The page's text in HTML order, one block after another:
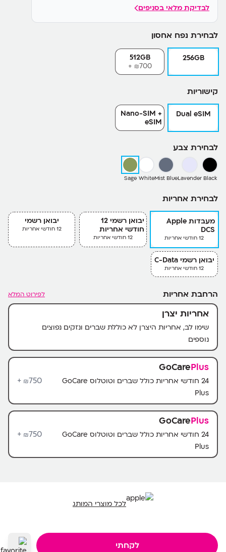
לבדיקת מלאי בסניפים
לבחירת נפח אחסון
256GB
512GB
₪700+
קישוריות
Dual eSIM
Nano-SIM +
eSIM
לבחירת צבע
Black
Lavender
Mist Blue
White
Sage
לבחירת אחריות
מעבדות Apple
DCS
12 חודשי אחריות
יבואן רשמי 12
חודשי אחריות
12 חודשי אחריות
יבואן רשמי
12 חודשי אחריות
יבואן רשמי C-Data
12 חודשי אחריות
הרחבת אחריות לפירוט המלא
אחריות יצרן
שימו לב, אחריות היצרן לא כוללת שברים ונזקים נפוצים
נוספים
GoCarePlus
24 חודשי אחריות כולל שברים וטוטלוס GoCare
Plus
₪750+
GoCarePlus
24 חודשי אחריות כולל שברים וטוטלוס GoCare
Plus
₪750+
לכל מוצרי המותג
לקחתי